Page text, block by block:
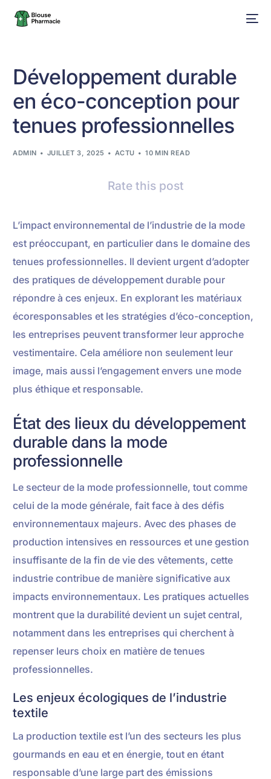
Développement durable
en éco-conception pour
tenues professionnelles
ADMIN JUILLET 3, 2025 ACTU 10 MIN READ
Rate this post
L’impact environnemental de l’industrie de la mode
est préoccupant, en particulier dans le domaine des
tenues professionnelles. Il devient urgent d’adopter
des pratiques de développement durable pour
répondre à ces enjeux. En explorant les matériaux
écoresponsables et les stratégies d’éco-conception,
les entreprises peuvent transformer leur approche
vestimentaire. Cela améliore non seulement leur
image, mais aussi l’engagement envers une mode
plus éthique et responsable.
État des lieux du développement
durable dans la mode
professionnelle
Le secteur de la mode professionnelle, tout comme
celui de la mode générale, fait face à des défis
environnementaux majeurs. Avec des phases de
production intensives en ressources et une gestion
insuffisante de la fin de vie des vêtements, cette
industrie contribue de manière significative aux
impacts environnementaux. Les pratiques actuelles
montrent que la durabilité devient un sujet central,
notamment dans les entreprises qui cherchent à
repenser leurs choix en matière de tenues
professionnelles.
Les enjeux écologiques de l’industrie
textile
La production textile est l’un des secteurs les plus
gourmands en eau et en énergie, tout en étant
responsable d’une large part des émissions